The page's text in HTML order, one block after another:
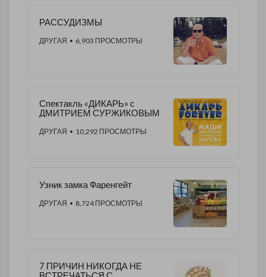
РАССУДИЗМЫ
ДРУГАЯ • 6,903 ПРОСМОТРЫ
Спектакль «ДИКАРЬ» с
ДМИТРИЕМ СУРЖИКОВЫМ
ДРУГАЯ • 10,292 ПРОСМОТРЫ
Узник замка Фаренгейт
ДРУГАЯ • 8,724 ПРОСМОТРЫ
7 ПРИЧИН НИКОГДА НЕ